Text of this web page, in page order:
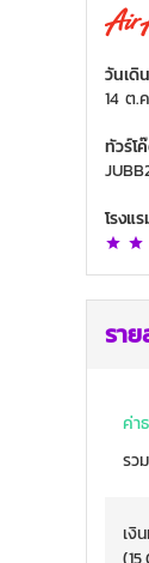
วันเดิ
14 ต.
ทัวร์โ
โรงแ
ราย
ค่า
รวม
เงิ